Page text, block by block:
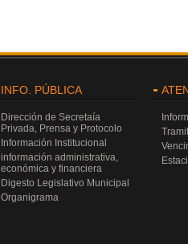
INFO. PÚBLICA
Dirección de Secretaía
Privada, Prensa y Protocolo
Información Institucional
información administrativa,
económica y financiera
Digesto Legislativo Municipal
Organigrama